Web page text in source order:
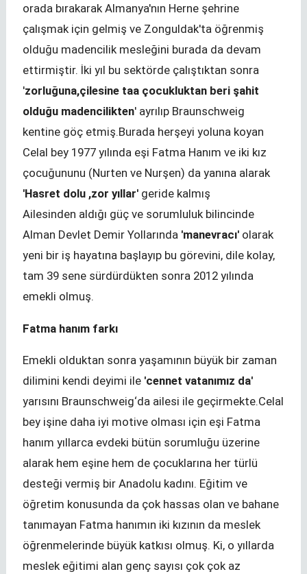
orada bırakarak Almanya'nın Herne şehrine
çalışmak için gelmiş ve Zonguldak'ta öğrenmiş
olduğu madencilik mesleğini burada da devam
ettirmiştir. İki yıl bu sektörde çalıştıktan sonra
'zorluğuna,çilesine taa çocukluktan beri şahit
olduğu madencilikten' ayrılıp Braunschweig
kentine göç etmiş.Burada herşeyi yoluna koyan
Celal bey 1977 yılında eşi Fatma Hanım ve iki kız
çocuğununu (Nurten ve Nurşen) da yanına alarak
'Hasret dolu ,zor yıllar' geride kalmış
Ailesinden aldığı güç ve sorumluluk bilincinde
Alman Devlet Demir Yollarında 'manevracı' olarak
yeni bir iş hayatına başlayıp bu görevini, dile kolay,
tam 39 sene sürdürdükten sonra 2012 yılında
emekli olmuş.
Fatma hanım farkı
Emekli olduktan sonra yaşamının büyük bir zaman
dilimini kendi deyimi ile 'cennet vatanımız da'
yarısını Braunschweig‘da ailesi ile geçirmekte.Celal
bey işine daha iyi motive olması için eşi Fatma
hanım yıllarca evdeki bütün sorumluğu üzerine
alarak hem eşine hem de çocuklarına her türlü
desteği vermiş bir Anadolu kadını. Eğitim ve
öğretim konusunda da çok hassas olan ve bahane
tanımayan Fatma hanımın iki kızının da meslek
öğrenmelerinde büyük katkısı olmuş. Ki, o yıllarda
meslek eğitimi alan genç sayısı çok çok az